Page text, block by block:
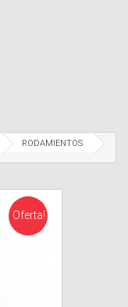
RODAMIENTOS
Oferta!